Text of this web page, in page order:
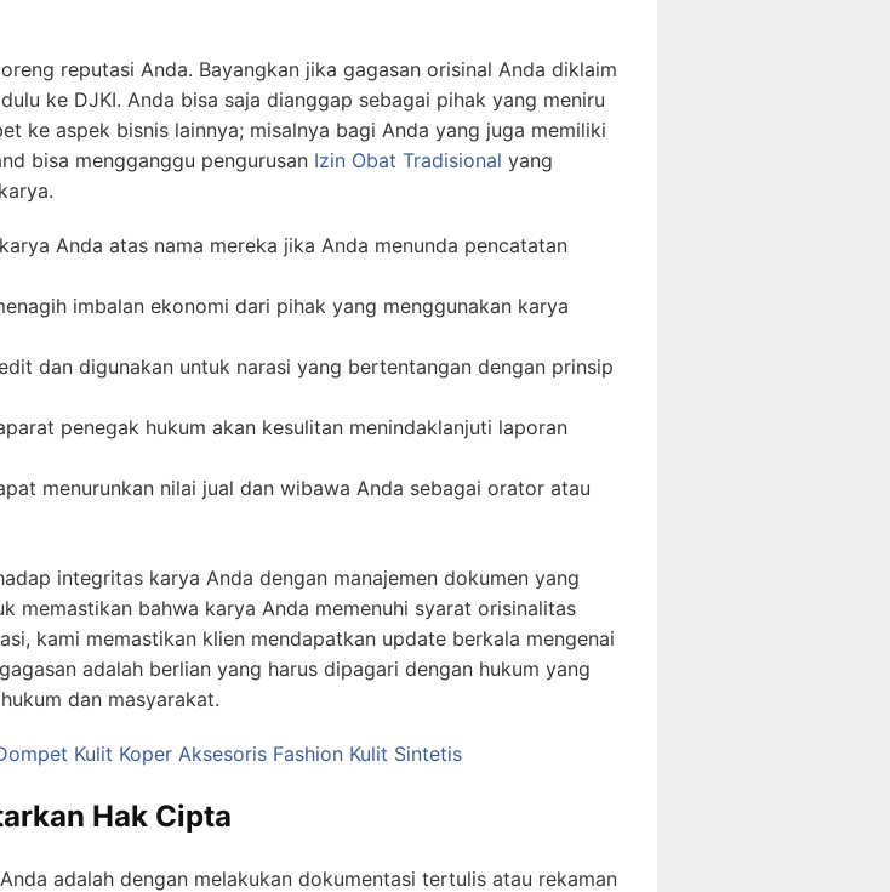
reputasi Anda. Bayangkan jika gagasan orisinal Anda diklaim
ke DJKI. Anda bisa saja dianggap sebagai pihak yang meniru
ke aspek bisnis lainnya; misalnya bagi Anda yang juga memiliki
bisa mengganggu pengurusan Izin Obat Tradisional yang
Anda atas nama mereka jika Anda menunda pencatatan
imbalan ekonomi dari pihak yang menggunakan karya
dan digunakan untuk narasi yang bertentangan dengan prinsip
penegak hukum akan kesulitan menindaklanjuti laporan
menurunkan nilai jual dan wibawa Anda sebagai orator atau
integritas karya Anda dengan manajemen dokumen yang
memastikan bahwa karya Anda memenuhi syarat orisinalitas
kami memastikan klien mendapatkan update berkala mengenai
adalah berlian yang harus dipagari dengan hukum yang
dan masyarakat.
Kulit Koper Aksesoris Fashion Kulit Sintetis
Hak Cipta
adalah dengan melakukan dokumentasi tertulis atau rekaman